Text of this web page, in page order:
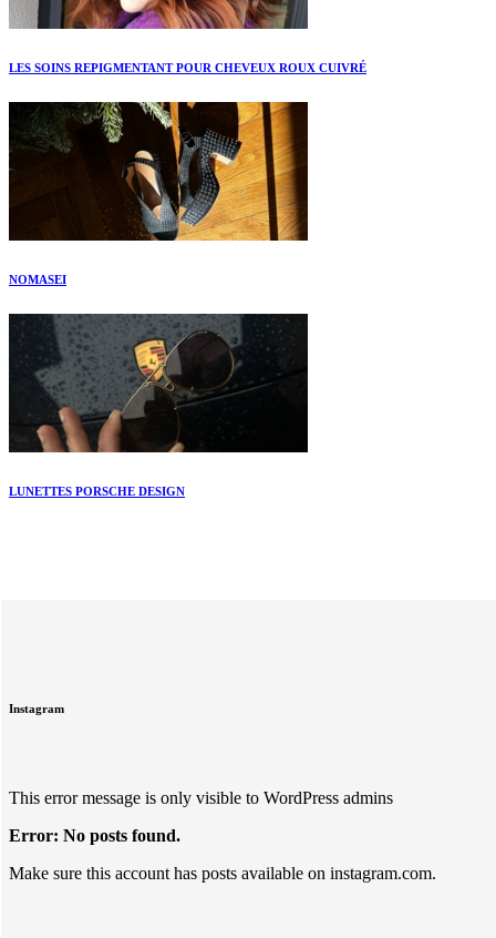
LES SOINS REPIGMENTANT POUR CHEVEUX ROUX CUIVRÉ
NOMASEI
LUNETTES PORSCHE DESIGN
Instagram
This error message is only visible to WordPress admins
Error: No posts found.
Make sure this account has posts available on instagram.com.